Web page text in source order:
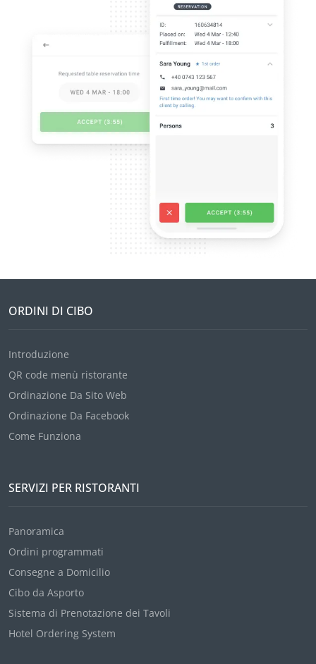
ORDINI DI CIBO
Introduzione
QR code menù ristorante
Ordinazione Da Sito Web
Ordinazione Da Facebook
Come Funziona
SERVIZI PER RISTORANTI
Panoramica
Ordini programmati
Consegne a Domicilio
Cibo da Asporto
Sistema di Prenotazione dei Tavoli
Hotel Ordering System